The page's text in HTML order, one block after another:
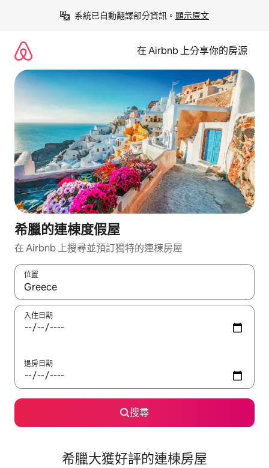
系統已自動翻譯部分資訊。 顯示原文
在 Airbnb 上分享你的房源
希臘的連棟度假屋
在 Airbnb 上搜尋並預訂獨特的連棟房屋
位置
如有搜尋結果，瀏覽內容時請使用上下箭頭，或輕點、滑動裝置。
入住日期
退房日期
搜尋
希臘大獲好評的連棟房屋